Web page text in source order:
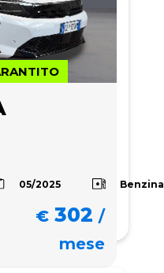
05/2025 Benzina
€ 302 /
mese